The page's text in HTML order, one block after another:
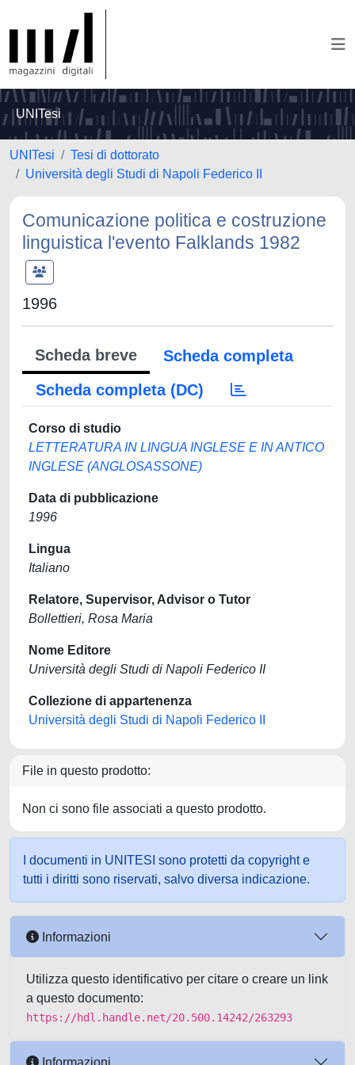
UNITesi
UNITesi
Tesi di dottorato
Università degli Studi di Napoli Federico II
Comunicazione politica e costruzione
linguistica l'evento Falklands 1982
1996
Scheda breve
Scheda completa
Scheda completa (DC)
Corso di studio
LETTERATURA IN LINGUA INGLESE E IN ANTICO
INGLESE (ANGLOSASSONE)
Data di pubblicazione
1996
Lingua
Italiano
Relatore, Supervisor, Advisor o Tutor
Bollettieri, Rosa Maria
Nome Editore
Università degli Studi di Napoli Federico II
Collezione di appartenenza
Università degli Studi di Napoli Federico II
File in questo prodotto:
Non ci sono file associati a questo prodotto.
I documenti in UNITESI sono protetti da copyright e
tutti i diritti sono riservati, salvo diversa indicazione.
Informazioni
Utilizza questo identificativo per citare o creare un link
a questo documento:
https://hdl.handle.net/20.500.14242/263293
Informazioni